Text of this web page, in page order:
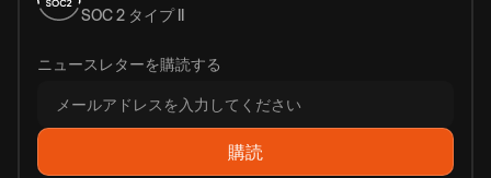
SOC 2 タイプ II
ニュースレターを購読する